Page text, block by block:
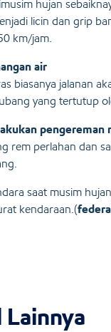
hujan
licin dan grip
km/jam.
air
biasanya jalanan
yang tertutup
pengereman
rem perlahan dan
saat musim
kendaraan.(